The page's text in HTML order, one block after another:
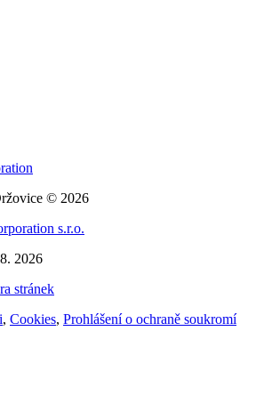
© 2026
s.r.o.
2026
stránek
, Cookies, Prohlášení o ochraně soukromí